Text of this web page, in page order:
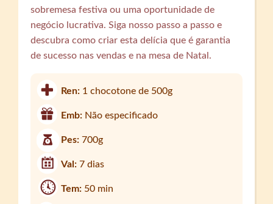
sobremesa festiva ou uma oportunidade de
negócio lucrativa. Siga nosso passo a passo e
descubra como criar esta delícia que é garantia
de sucesso nas vendas e na mesa de Natal.
Ren: 1 chocotone de 500g
Emb: Não especificado
Pes:700g
Val:7 dias
Tem: 50 min